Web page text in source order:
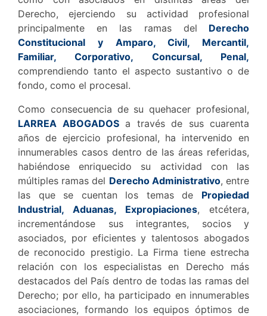
Derecho, ejerciendo su actividad profesional
principalmente en las ramas del Derecho
Constitucional y Amparo, Civil, Mercantil,
Familiar, Corporativo, Concursal, Penal,
comprendiendo tanto el aspecto sustantivo o de
fondo, como el procesal.
Como consecuencia de su quehacer profesional,
LARREA ABOGADOSa través de sus cuarenta
años de ejercicio profesional, ha intervenido en
innumerables casos dentro de las áreas referidas,
habiéndose enriquecido su actividad con las
múltiples ramas del Derecho Administrativo, entre
las que se cuentan los temas de Propiedad
Industrial, Aduanas, Expropiaciones, etcétera,
incrementándose sus integrantes, socios y
asociados, por eficientes y talentosos abogados
de reconocido prestigio. La Firma tiene estrecha
relación con los especialistas en Derecho más
destacados del País dentro de todas las ramas del
Derecho; por ello, ha participado en innumerables
asociaciones, formando los equipos óptimos de